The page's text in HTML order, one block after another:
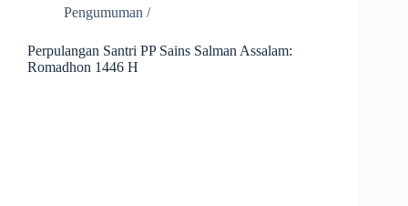
Pengumuman /
Perpulangan Santri PP Sains Salman Assalam:
Romadhon 1446 H